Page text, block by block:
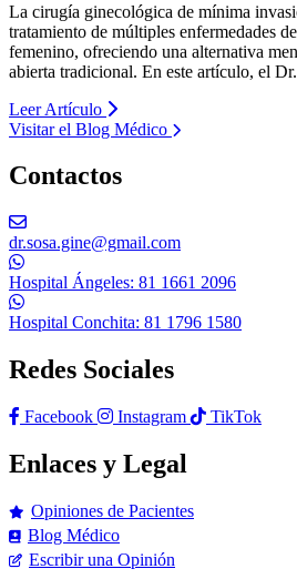
La cirugía ginecológica de mínima
tratamiento de múltiples enfermedades
femenino, ofreciendo una alternativa
abierta tradicional. En este artículo, el
Leer Artículo
Visitar el Blog Médico
Contactos
dr.sosa.gine@gmail.com
Hospital Ángeles: 81 1661 2096
Hospital Conchita: 81 1796 1580
Redes Sociales
Facebook Instagram TikTok
Enlaces y Legal
Opiniones de Pacientes
Blog Médico
Escribir una Opinión